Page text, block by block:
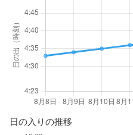
日の入りの推移